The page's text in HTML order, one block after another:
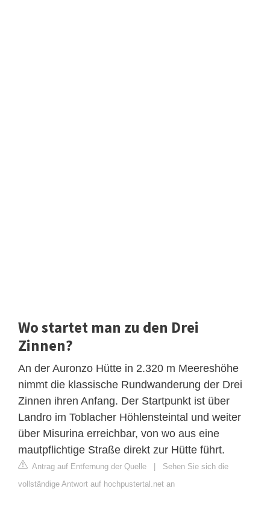
Wo startet man zu den Drei
Zinnen?
An der Auronzo Hütte in 2.320 m Meereshöhe
nimmt die klassische Rundwanderung der Drei
Zinnen ihren Anfang. Der Startpunkt ist über
Landro im Toblacher Höhlensteintal und weiter
über Misurina erreichbar, von wo aus eine
mautpflichtige Straße direkt zur Hütte führt.
Antrag auf Entfernung der Quelle | Sehen Sie sich die
vollständige Antwort auf hochpustertal.net an